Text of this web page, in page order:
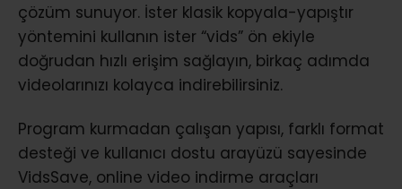
çözüm sunuyor. İster klasik kopyala-yapıştır
yöntemini kullanın ister “vids” ön ekiyle
doğrudan hızlı erişim sağlayın, birkaç adımda
videolarınızı kolayca indirebilirsiniz.
Program kurmadan çalışan yapısı, farklı format
desteği ve kullanıcı dostu arayüzü sayesinde
VidsSave, online video indirme araçları